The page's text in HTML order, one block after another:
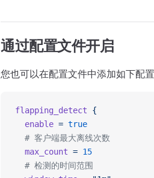
通过配置文件开启
您也可以在配置文件中添加如下配
flapping_detect {
  enable
= true
  # 客户端最大离线次数
  max_count
= 15
  # 检测的时间范围